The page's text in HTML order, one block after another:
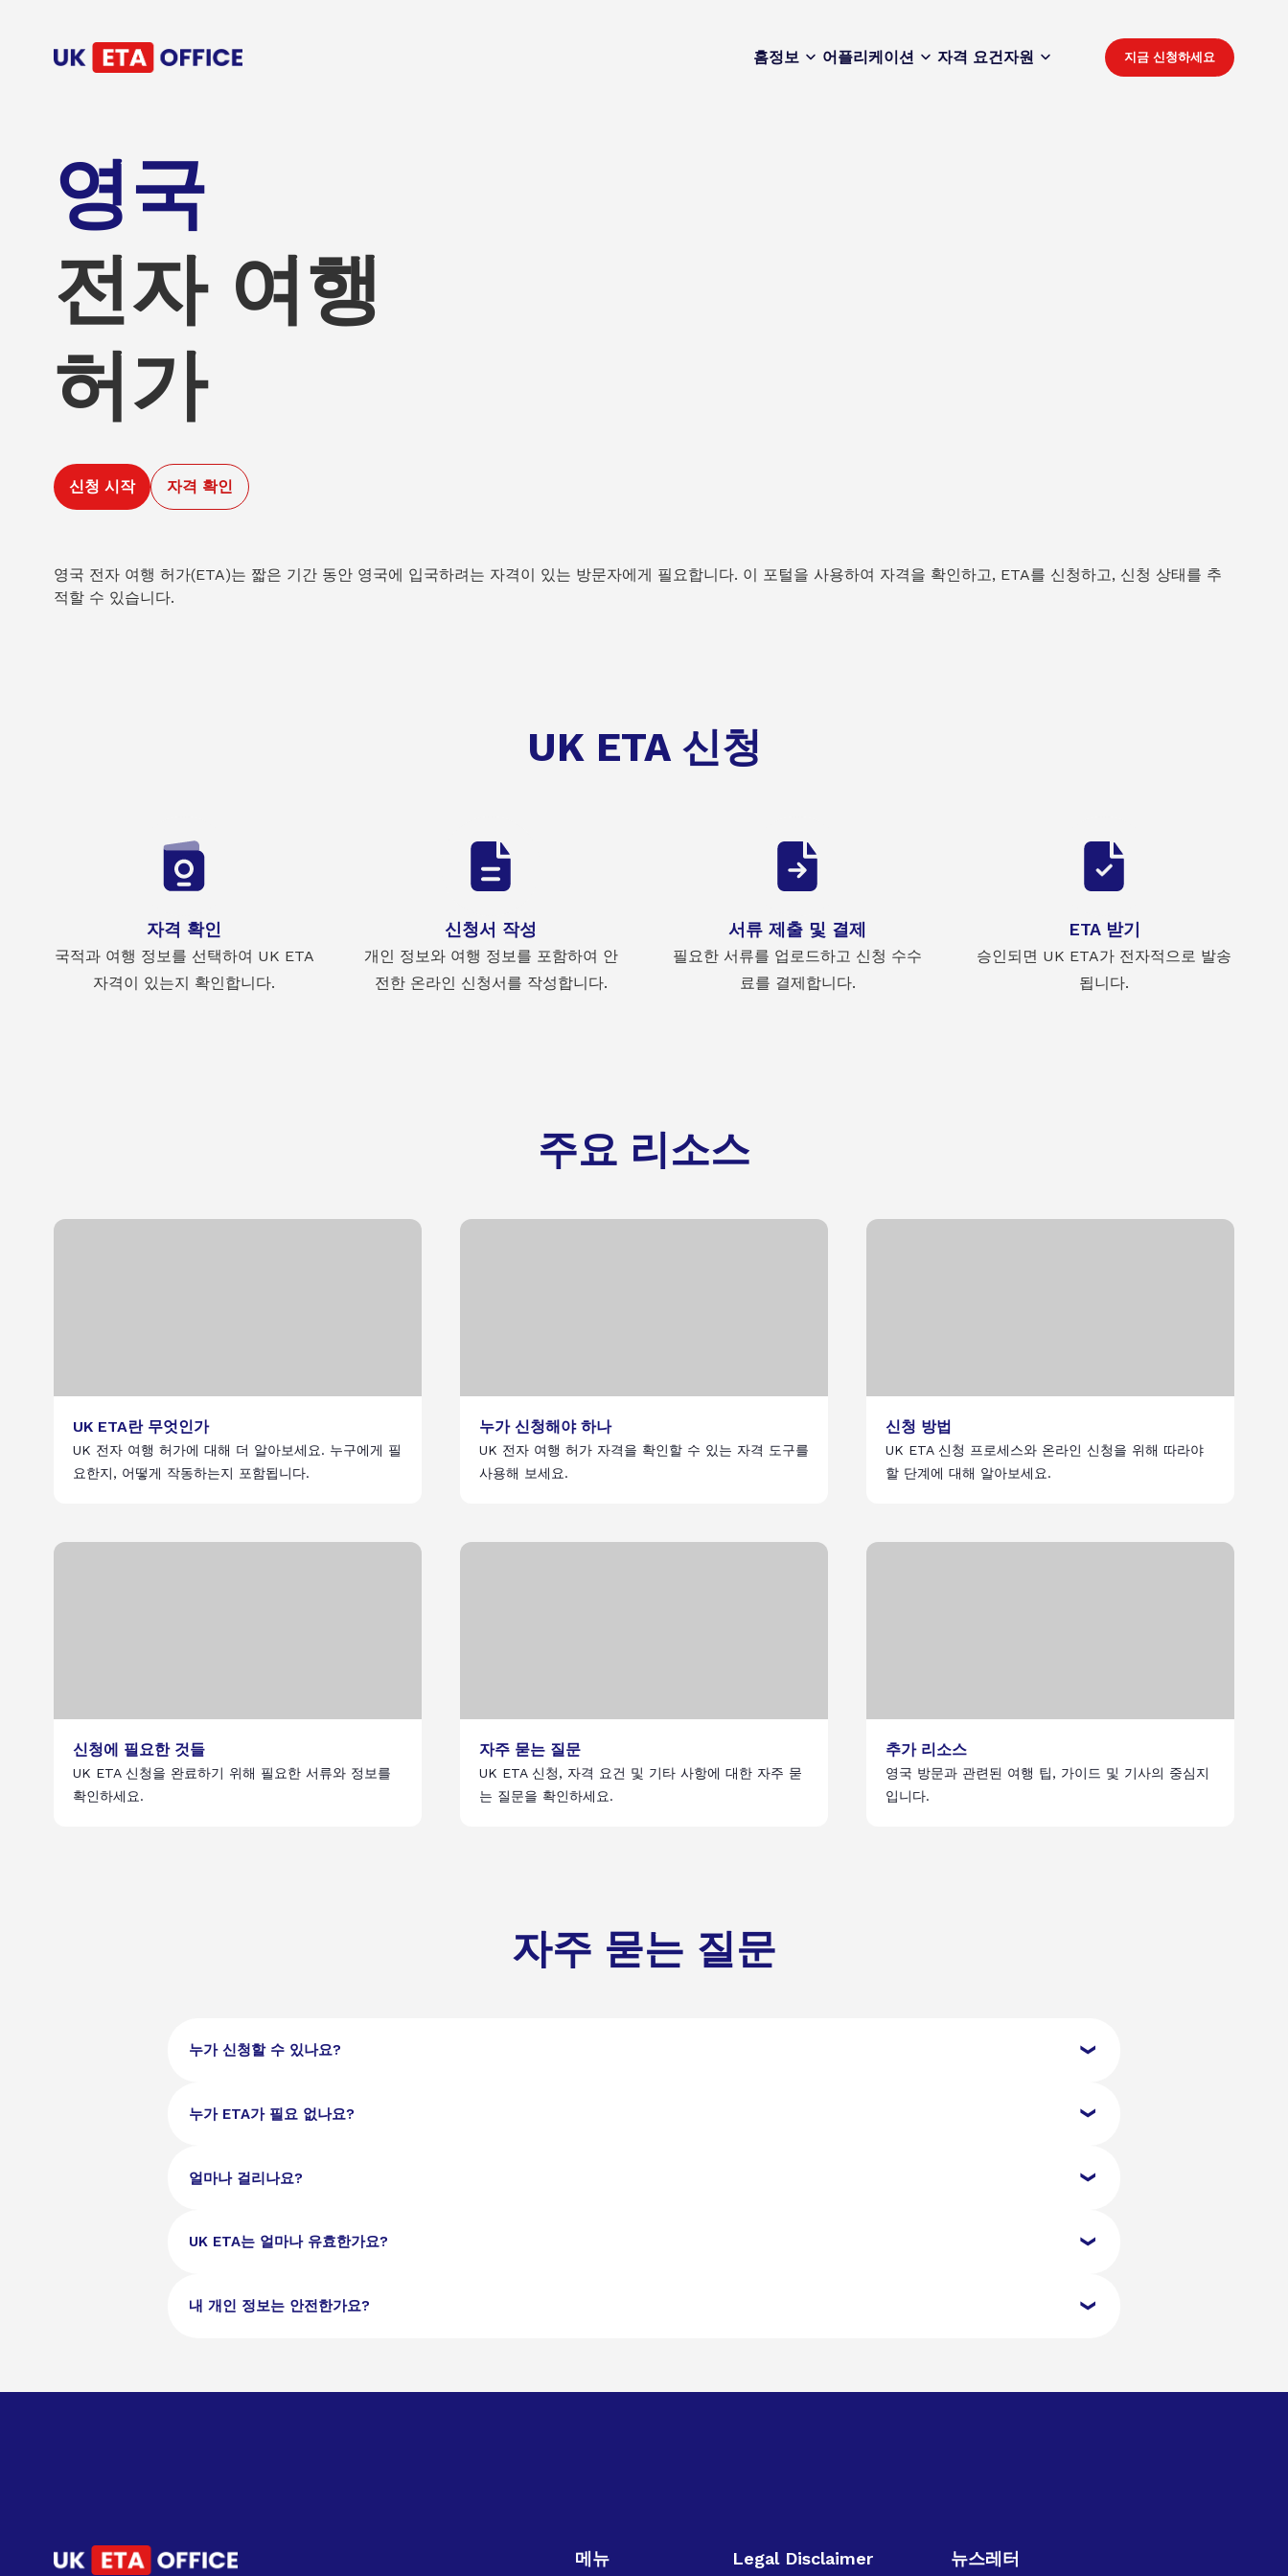
홈정보 어플리케이션 자격 요건자원 지금 신청하세요
영국
전자 여행
허가
신청 시작 자격 확인
영국 전자 여행 허가(ETA)는 짧은 기간 동안 영국에 입국하려는 자격이 있는 방문자에게 필요합니다. 이 포털을 사용하여 자격을 확인하고, ETA를 신청하고, 신청 상태를 추
적할 수 있습니다.
UK ETA 신청
자격 확인
국적과 여행 정보를 선택하여 UK ETA
자격이 있는지 확인합니다.
신청서 작성
개인 정보와 여행 정보를 포함하여 안
전한 온라인 신청서를 작성합니다.
서류 제출 및 결제
필요한 서류를 업로드하고 신청 수수
료를 결제합니다.
ETA 받기
승인되면 UK ETA가 전자적으로 발송
됩니다.
주요 리소스
UK ETA란 무엇인가
UK 전자 여행 허가에 대해 더 알아보세요. 누구에게 필
요한지, 어떻게 작동하는지 포함됩니다.
누가 신청해야 하나
UK 전자 여행 허가 자격을 확인할 수 있는 자격 도구를
사용해 보세요.
신청 방법
UK ETA 신청 프로세스와 온라인 신청을 위해 따라야
할 단계에 대해 알아보세요.
신청에 필요한 것들
UK ETA 신청을 완료하기 위해 필요한 서류와 정보를
확인하세요.
자주 묻는 질문
UK ETA 신청, 자격 요건 및 기타 사항에 대한 자주 묻
는 질문을 확인하세요.
추가 리소스
영국 방문과 관련된 여행 팁, 가이드 및 기사의 중심지
입니다.
자주 묻는 질문
누가 신청할 수 있나요?
관광, 비즈니스, 학업 (최대 6개월) 또는 환승을 위해 영국으로 여행하는 자격이 있는 국가의 시민은 UK ETA를 신청할 수 있습니다. 신청을 완료
누가 ETA가 필요 없나요?
영국과 아일랜드 시민은 영국에 입국하기 위해 ETA가 필요하지 않습니다. 또한 유효한 영국 비자, 거주 허가증 또는 영국에 입국할 수 있는 다른
얼마나 걸리나요?
대부분의 UK ETA 신청은 1~3영업일 내에 처리됩니다. 그러나 일부 경우에는 추가 확인이 필요하면 처리가 지연될 수 있습니다. 예정된 여행 날
UK ETA는 얼마나 유효한가요?
UK ETA는 승인일로부터 2년 동안 유효하며, 여권이 만료되면 그 시점까지 유효합니다. 이 기간 동안 여행 목적에 따라 한 번에 최대 6개월 동안
내 개인 정보는 안전한가요?
메뉴 Legal Disclaimer 뉴스레터